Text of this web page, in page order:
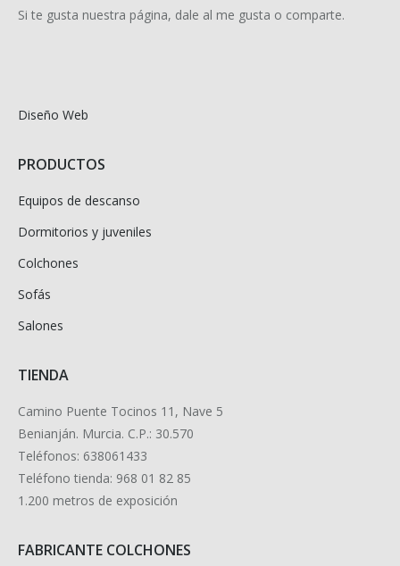
Si te gusta nuestra página, dale al me gusta o comparte.
Diseño Web
PRODUCTOS
Equipos de descanso
Dormitorios y juveniles
Colchones
Sofás
Salones
TIENDA
Camino Puente Tocinos 11, Nave 5
Benianján. Murcia. C.P.: 30.570
Teléfonos: 638061433
Teléfono tienda: 968 01 82 85
1.200 metros de exposición
FABRICANTE COLCHONES